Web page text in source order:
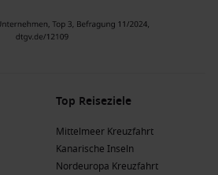
Top Reiseziele
Mittelmeer Kreuzfahrt
Kanarische Inseln
Nordeuropa Kreuzfahrt